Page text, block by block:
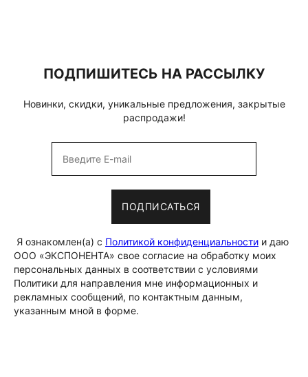
ПОДПИШИТЕСЬ НА РАССЫЛКУ
Новинки, скидки, уникальные предложения, закрытые
распродажи!
ПОДПИСАТЬСЯ
Я ознакомлен(а) с Политикой конфиденциальности и даю
ООО «ЭКСПОНЕНТА» свое согласие на обработку моих
персональных данных в соответствии с условиями
Политики для направления мне информационных и
рекламных сообщений, по контактным данным,
указанным мной в форме.